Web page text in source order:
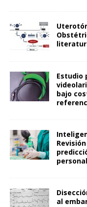
Estudio
bajo
al